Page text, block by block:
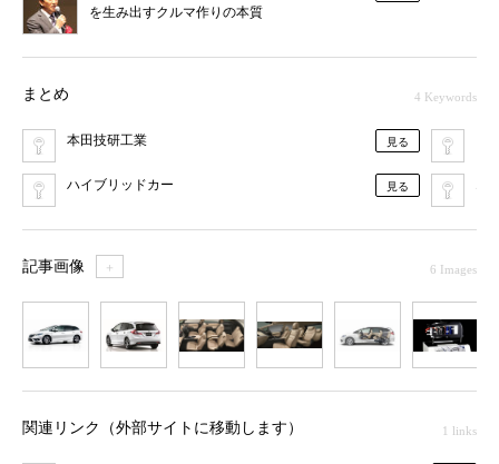
を生み出すクルマ作りの本質
まとめ 4 Keywords
本田技研工業 見る
ハイブリッドカー 見る エ
記事画像 ＋ 6 Images
関連リンク（外部サイトに移動します） 1 links